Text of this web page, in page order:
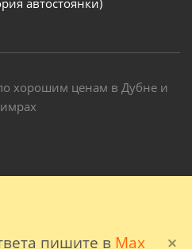
пишите в Max
хорошим ценам в Дубне и